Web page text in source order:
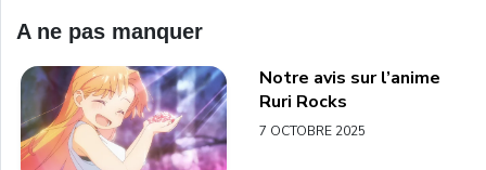
A ne pas manquer
Notre avis sur l’anime
Ruri Rocks
7 OCTOBRE 2025